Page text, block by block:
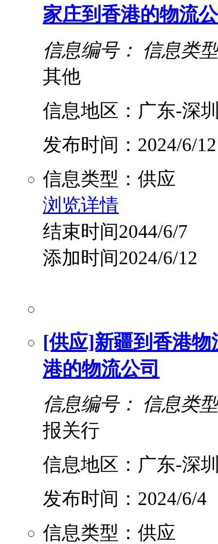
家庄到香港的物流
信息编号： 信息类
其他
信息地区：广东-深
发布时间：2024/6/12
信息类型：供应
浏览详情
结束时间2044/6/7
添加时间2024/6/12
[供应]新疆到香港
港的物流公司
信息编号： 信息类
报关行
信息地区：广东-深
发布时间：2024/6/4
信息类型：供应